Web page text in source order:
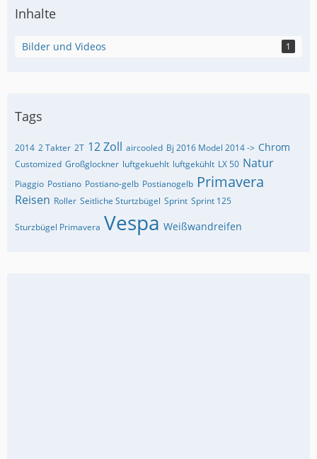
Inhalte
Bilder und Videos 1
Tags
2014 2 Takter 2T 12 Zoll aircooled Bj 2016 Model 2014 -> Chrom
Customized Großglockner luftgekuehlt luftgekühlt LX 50 Natur
Piaggio Postiano Postiano-gelb Postianogelb Primavera
Reisen Roller Seitliche Sturtzbügel Sprint Sprint 125
Sturzbügel Primavera Vespa Weißwandreifen